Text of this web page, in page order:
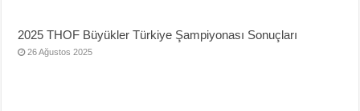
2025 THOF Büyükler Türkiye Şampiyonası Sonuçları
26 Ağustos 2025